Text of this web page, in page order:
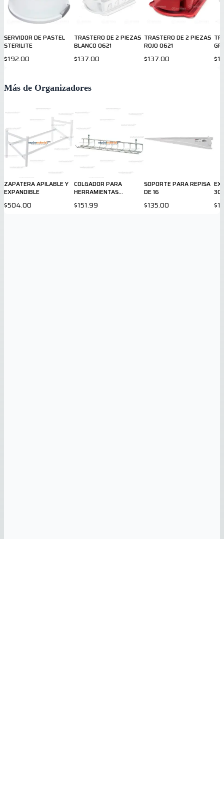
SERVIDOR DE PASTEL
STERILITE
$192.00
TRASTERO DE 2 PIEZAS
BLANCO 0621
$137.00
TRASTERO DE 2 PIEZAS
ROJO 0621
$137.00
Más de Organizadores
ZAPATERA APILABLE Y
EXPANDIBLE
$504.00
COLGADOR PARA
HERRAMIENTAS
$151.99
SOPORTE PARA REPISA
DE 16
$135.00